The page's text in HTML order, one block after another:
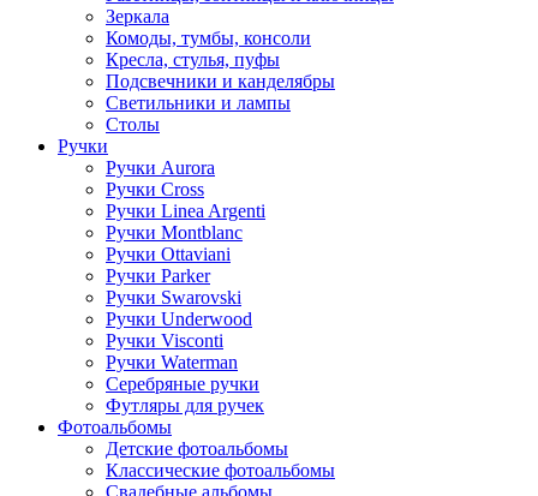
Зеркала
Комоды, тумбы, консоли
Кресла, стулья, пуфы
Подсвечники и канделябры
Светильники и лампы
Столы
Ручки
Ручки Aurora
Ручки Cross
Ручки Linea Argenti
Ручки Montblanc
Ручки Ottaviani
Ручки Parker
Ручки Swarovski
Ручки Underwood
Ручки Visconti
Ручки Waterman
Серебряные ручки
Футляры для ручек
Фотоальбомы
Детские фотоальбомы
Классические фотоальбомы
Свадебные альбомы